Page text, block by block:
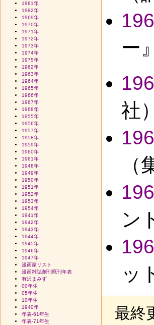
ー
社
ン
ッ
最終
1981年
1982年
1969年
1970年
1971年
1972年
1973年
1974年
1975年
1962年
1963年
1964年
1965年
1966年
1967年
1968年
1955年
1956年
1957年
1958年
1959年
1960年
1961年
1948年
1949年
1950年
1951年
1952年
1953年
1954年
1941年
1942年
1943年
1944年
1945年
1946年
1947年
漫画家リスト
漫画雑誌創刊廃刊年表
有沢まみず
00年生
05年生
10年生
1940年
年表-61年生
年表-71年生